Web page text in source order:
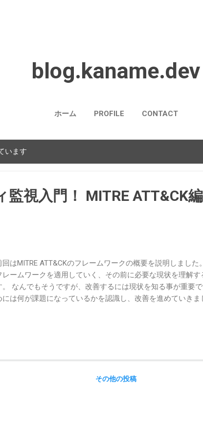
blog.kaname.dev
ホーム PROFILE CONTACT
います
監視入門！ MITRE ATT&CK
回はMITRE ATT&CKのフレームワークの概要を説明しました
レームワークを適用していく、その前に必要な現状を理解
。 なんでもそうですが、改善するには現状を知る事が重要
には何が課題になっているかを認識し、改善を進めていきま
その他の投稿